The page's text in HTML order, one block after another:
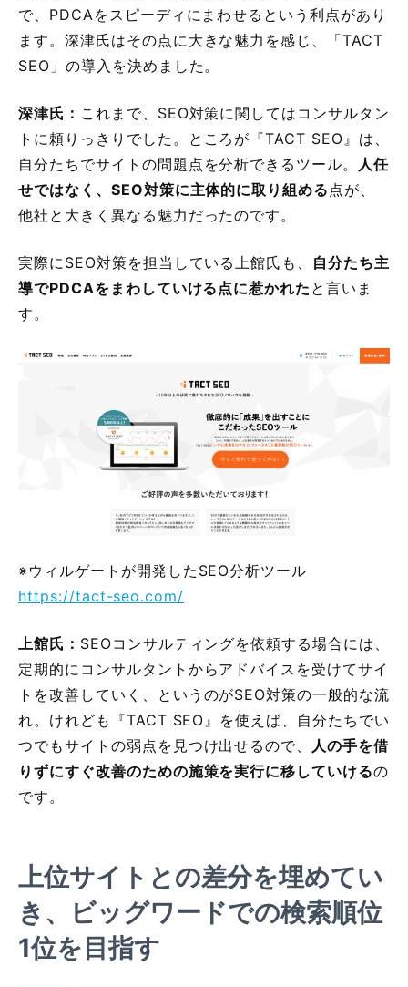
で、PDCAをスピーディにまわせるという利点があり
ます。深津氏はその点に大きな魅力を感じ、「TACT
SEO」の導入を決めました。
深津氏： これまで、SEO対策に関してはコンサルタン
トに頼りっきりでした。ところが『TACT SEO』は、
自分たちでサイトの問題点を分析できるツール。
人任
せではなく、SEO対策に主体的に取り組める 点が、
他社と大きく異なる魅力だったのです。
実際にSEO対策を担当している上館氏も、 自分たち主
導でPDCAをまわしていける点に惹かれた と言いま
す。
※ウィルゲートが開発したSEO分析ツール
https://tact-seo.com/
上館氏： SEOコンサルティングを依頼する場合には、
定期的にコンサルタントからアドバイスを受けてサイ
トを改善していく、というのがSEO対策の一般的な流
れ。けれども『TACT SEO』を使えば、自分たちでい
つでもサイトの弱点を見つけ出せるので、 人の手を借
りずにすぐ改善のための施策を実行に移していけるの
です。
上位サイトとの差分を埋めてい
き、ビッグワードでの検索順位
1位を目指す